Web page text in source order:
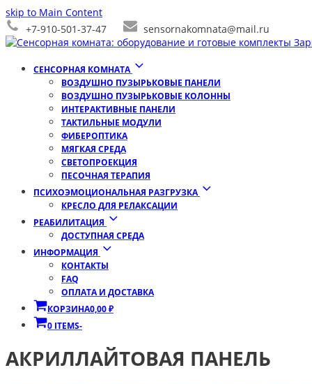
skip to Main Content
+7-910-501-37-47
sensornakomnata@mail.ru
СЕНСОРНАЯ КОМНАТА
ВОЗДУШНО ПУЗЫРЬКОВЫЕ ПАНЕЛИ
ВОЗДУШНО ПУЗЫРЬКОВЫЕ КОЛОННЫ
ИНТЕРАКТИВНЫЕ ПАНЕЛИ
ТАКТИЛЬНЫЕ МОДУЛИ
ФИБЕРОПТИКА
МЯГКАЯ СРЕДА
СВЕТОПРОЕКЦИЯ
ПЕСОЧНАЯ ТЕРАПИЯ
ПСИХОЭМОЦИОНАЛЬНАЯ РАЗГРУЗКА
КРЕСЛО ДЛЯ РЕЛАКСАЦИИ
РЕАБИЛИТАЦИЯ
ДОСТУПНАЯ СРЕДА
ИНФОРМАЦИЯ
КОНТАКТЫ
FAQ
ОПЛАТА И ДОСТАВКА
КОРЗИНА0,00₽
0 ITEMS-
АКРИЛЛАЙТОВАЯ ПАНЕЛЬ